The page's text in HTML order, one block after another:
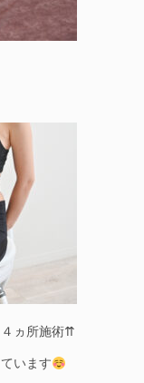
ヵ所施術⇈
います